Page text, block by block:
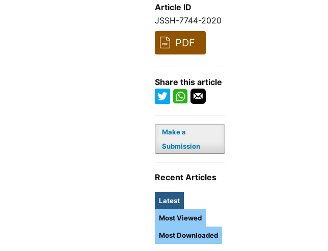
Article ID
JSSH-7744-2020
PDF
Share this article
Make a
Submission
Recent Articles
Latest
Most Viewed
Most Downloaded